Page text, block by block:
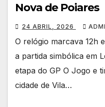
Nova de Poiares
24 ABRIL, 2026
O relógio marcava 12h
a partida simbólica em
etapa do GP O Jogo e
cidade de Vila…